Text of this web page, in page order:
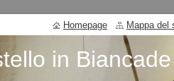
in Biancade
Homepage Mappa del